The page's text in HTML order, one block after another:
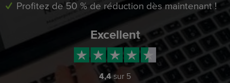
Profitez de 50 % de réduction dès maintenant !
Excellent
4,4 sur 5